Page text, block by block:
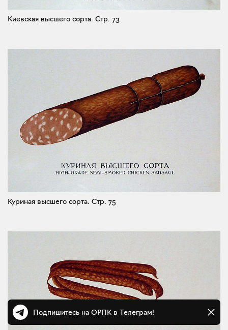
Киевская высшего сорта. Стр. 73
Куриная высшего сорта. Стр. 75
Подпишитесь на ОРПК в Телеграм!